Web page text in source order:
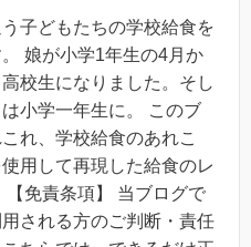
子どもたちの学校給食を
娘が小学1年生の4月か
校生になりました。そし
小学一年生に。 このブ
れ、学校給食のあれこ
用して再現した給食のレ
【免責条項】 当ブログで
される方のご判断・責任